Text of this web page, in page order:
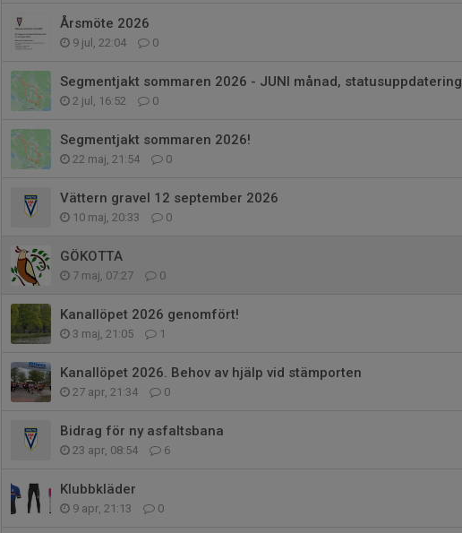
Årsmöte 2026
9 jul, 22:04 0
Segmentjakt sommaren 2026 - JUNI månad, statusuppdatering
2 jul, 16:52 0
Segmentjakt sommaren 2026!
22 maj, 21:54 0
Vättern gravel 12 september 2026
10 maj, 20:33 0
GÖKOTTA
7 maj, 07:27 0
Kanallöpet 2026 genomfört!
3 maj, 21:05 1
Kanallöpet 2026. Behov av hjälp vid stämporten
27 apr, 21:34 0
Bidrag för ny asfaltsbana
23 apr, 08:54 6
Klubbkläder
9 apr, 21:13 0